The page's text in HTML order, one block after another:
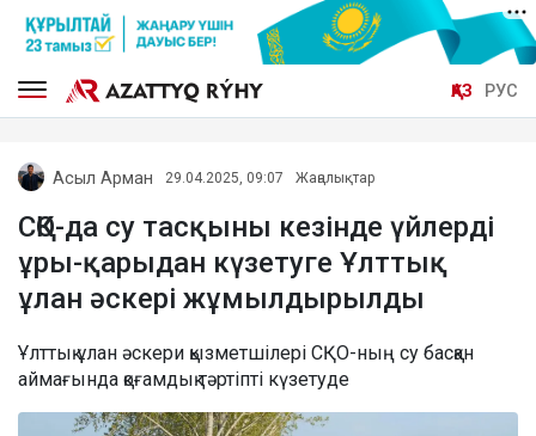
ҚАЗ РУС
Асыл Арман 29.04.2025, 09:07 Жаңалықтар
СҚО-да су тасқыны кезінде үйлерді
ұры-қарыдан күзетуге Ұлттық
ұлан әскері жұмылдырылды
Ұлттық ұлан әскери қызметшілері СҚО-ның су басқан
аймағында қоғамдық тәртіпті күзетуде